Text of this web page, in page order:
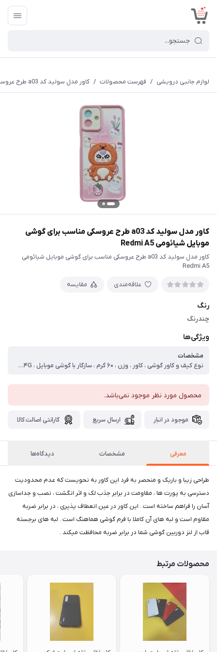
لوازم جانبی درویشی / فهرست محصولات / کاور مدل سولید کد a03 طرح عروسکی مناسب برای گوشی موبایل شیائومی Redmi A5
کاور مدل سولید کد a03 طرح عروسکی مناسب برای گوشی
موبایل شیائومی Redmi A5
کاور مدل سولید کد a03 طرح عروسکی مناسب برای گوشی موبایل شیائومی
Redmi A5
علاقه‌مندی مقایسه
رنگ
چندرنگ
ویژگی‌ها
مشخصات
نوع کیف و کاور گوشی ، کاور ، وزن ، ۶۰ گرم ، سازگار با گوشی موبایل ، Xiaomi Redmi A۵ ۴G ، ساختار ، مات ، سطح پوشش ، حفاظت از دکمه‌ها ، لبه راست ، لبه چپ ، لبه پایینی ، لبه بالایی ، قاب پشتی
محصول مورد نظر موجود نمی‌باشد.
موجود در انبار ارسال سریع گارانتی اصالت کالا
معرفی مشخصات دیدگاه‌ها
طراحی زیبا و باریک و منحصر به فرد این کاور به نحویست که عدم محدودیت
دسترسی به پورت ها ، مقاومت در برابر جذب لک و اثر انگشت ، نصب و جداسازی
آسان را فراهم ساخته است . این کاور در عین انعطاف پذیری ، در برابر ضربه
مقاوم است و لبه های آن کاملا با فرم گوشی هماهنگ است . لبه های برجسته
قاب از لنز دوربین گوشی شما در برابر ضربه محافظت میکند .
محصولات مرتبط